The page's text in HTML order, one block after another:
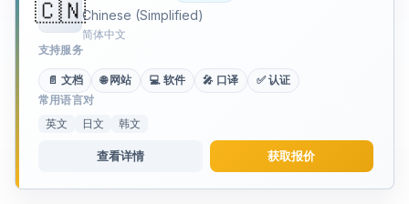
🇨🇳Chinese (Simplified)
简体中文
支持服务
📄 文档 🌐 网站 💻 软件 🎤 口译 ✅ 认证
常用语言对
英文
日文 韩文
查看详情 获取报价